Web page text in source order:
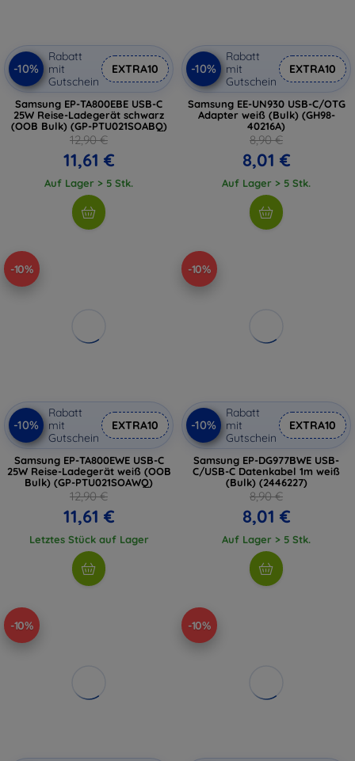
-10%
Rabatt
mit
Gutschein
EXTRA10
Samsung EP-TA800EBE USB-C
25W Reise-Ladegerät schwarz
(OOB Bulk) (GP-PTU021SOABQ)
12,90 €
11,61 €
Auf Lager > 5 Stk.
-10%
Rabatt
mit
Gutschein
EXTRA10
Samsung EE-UN930 USB-C/OTG
Adapter weiß (Bulk) (GH98-
40216A)
8,90 €
8,01 €
Auf Lager > 5 Stk.
-10%
-10%
Rabatt
mit
Gutschein
EXTRA10
Samsung EP-TA800EWE USB-C
25W Reise-Ladegerät weiß (OOB
Bulk) (GP-PTU021SOAWQ)
12,90 €
11,61 €
Letztes Stück auf Lager
-10%
-10%
Rabatt
mit
Gutschein
EXTRA10
Samsung EP-DG977BWE USB-
C/USB-C Datenkabel 1m weiß
(Bulk) (2446227)
8,90 €
8,01 €
Auf Lager > 5 Stk.
-10% -10%